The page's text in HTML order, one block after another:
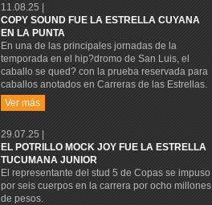
11.08.25 |
COPY SOUND FUE LA ESTRELLA CUYANA
EN LA PUNTA
En una de las principales jornadas de la
temporada en el hip?dromo de San Luis, el
caballo se qued? con la prueba reservada para
caballos anotados en Carreras de las Estrellas.
Ver más
29.07.25 |
EL POTRILLO MOCK JOY FUE LA ESTRELLA
TUCUMANA JUNIOR
El representante del stud 5 de Copas se impuso
por seis cuerpos en la carrera por ocho millones
de pesos.